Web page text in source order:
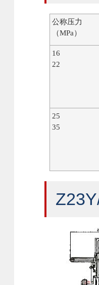
公称压力
（MPa）
16
22
25
35